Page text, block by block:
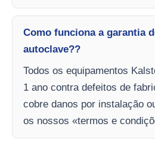
Como funciona a garantia
autoclave??
Todos os equipamentos
1 ano contra defeitos de
cobre danos por instalação
os nossos «termos e